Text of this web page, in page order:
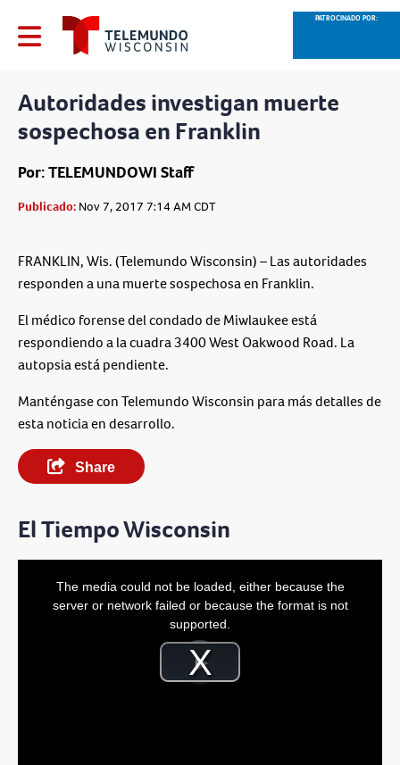
PATROCINADO POR:
Autoridades investigan muerte
sospechosa en Franklin
Por: TELEMUNDOWI Staff
Publicado: Nov 7, 2017 7:14 AM CDT
FRANKLIN, Wis. (Telemundo Wisconsin) – Las autoridades
responden a una muerte sospechosa en Franklin.
El médico forense del condado de Miwlaukee está
respondiendo a la cuadra 3400 West Oakwood Road. La
autopsia está pendiente.
Manténgase con Telemundo Wisconsin para más detalles de
esta noticia en desarrollo.
Share
El Tiempo Wisconsin
Video
Player
loading.Play
The media could not be loaded, either because the
server or network failed or because the format is not
supported.